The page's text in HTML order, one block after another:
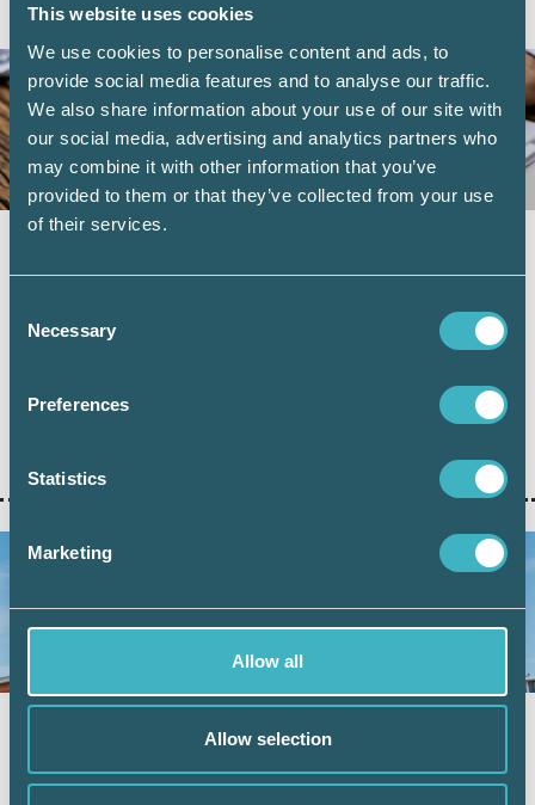
This website uses cookies
We use cookies to personalise content and ads, to
provide social media features and to analyse our traffic.
We also share information about your use of our site with
our social media, advertising and analytics partners who
may combine it with other information that you’ve
provided to them or that they’ve collected from your use
of their services.
Selection
Necessary
Preferences
Statistics
Marketing
Allow all
Allow selection
AKTUELLA ARTIKLAR
regler från den 1 juli
Den 1 juli 2026 får Skatteverket utökade möjligheter dels
dels att ogiltigförklara momsregistreringsnummer i VIES.
Leif Hagström går igenom vad de nya reglerna innebär och
Klart med centralt register för